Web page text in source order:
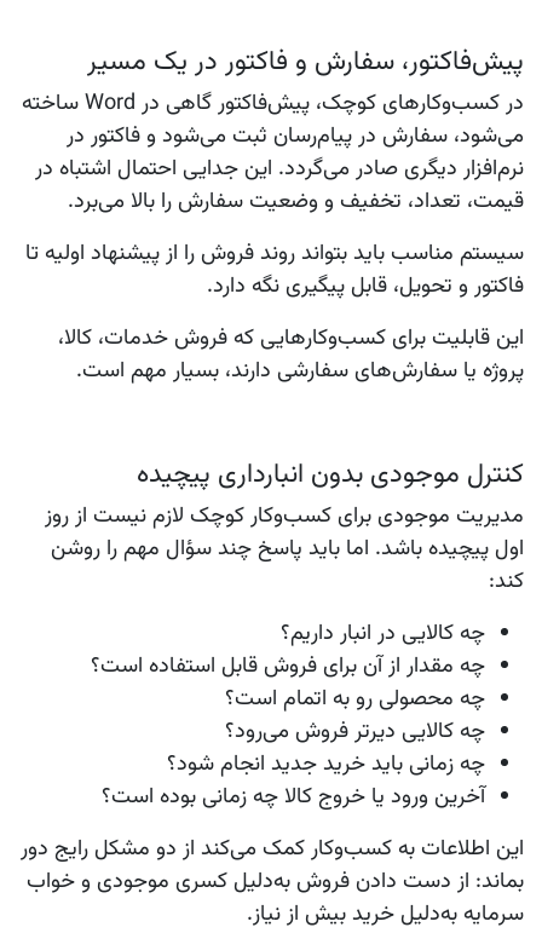
پیش‌فاکتور، سفارش و فاکتور در یک مسیر
در کسب‌وکارهای کوچک، پیش‌فاکتور گاهی در Word ساخته
می‌شود، سفارش در پیام‌رسان ثبت می‌شود و فاکتور در
نرم‌افزار دیگری صادر می‌گردد. این جدایی احتمال اشتباه در
قیمت، تعداد، تخفیف و وضعیت سفارش را بالا می‌برد.
سیستم مناسب باید بتواند روند فروش را از پیشنهاد اولیه تا
فاکتور و تحویل، قابل پیگیری نگه دارد.
این قابلیت برای کسب‌وکارهایی که فروش خدمات، کالا،
پروژه یا سفارش‌های سفارشی دارند، بسیار مهم است.
کنترل موجودی بدون انبارداری پیچیده
مدیریت موجودی برای کسب‌وکار کوچک لازم نیست از روز
اول پیچیده باشد. اما باید پاسخ چند سؤال مهم را روشن
کند:
چه کالایی در انبار داریم؟
چه مقدار از آن برای فروش قابل استفاده است؟
چه محصولی رو به اتمام است؟
چه کالایی دیرتر فروش می‌رود؟
چه زمانی باید خرید جدید انجام شود؟
آخرین ورود یا خروج کالا چه زمانی بوده است؟
این اطلاعات به کسب‌وکار کمک می‌کند از دو مشکل رایج دور
بماند: از دست دادن فروش به‌دلیل کسری موجودی و خواب
سرمایه به‌دلیل خرید بیش از نیاز.